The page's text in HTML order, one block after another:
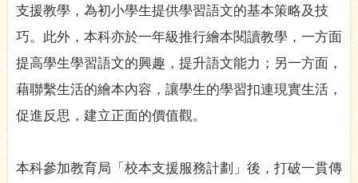
支援教學，為初小學生提供學習語文的基本策略及技
巧。此外，本科亦於一年級推行繪本閱讀教學，一方面
提高學生學習語文的興趣，提升語文能力；另一方面，
藉聯繫生活的繪本內容，讓學生的學習扣連現實生活，
促進反思，建立正面的價值觀。
本科參加教育局「校本支援服務計劃」後，打破一貫傳